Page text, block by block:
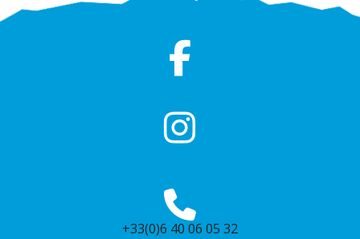
+33(0)6 40 06 05 32